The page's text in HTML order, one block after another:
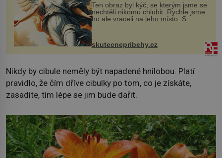
Ten obraz byl kýč, se kterým jsme se
nechtěli nikomu chlubit. Rychle jsme
ho ale vraceli na jeho místo. S
manželem Vaškem jsme si pořídili
chaloupku, takový domek na severu
Čech, kde jsme si naplánova...
skutecnepribehy.cz
Nikdy by cibule neměly být napadené hnilobou. Platí
pravidlo, že čím dříve cibulky po tom, co je získáte,
zasadíte, tím lépe se jim bude dařit.